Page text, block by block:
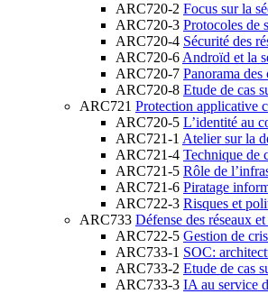
ARC720-2 Focus sur la
ARC720-3 Protocoles de
ARC720-4 Sécurité des
ARC720-6 Androïd et la
ARC720-7 Panorama
ARC720-8 Etude de cas
ARC721 Protection applicative
ARC720-5 L’identité au
ARC721-1 Atelier sur la
ARC721-4 Technique de
ARC721-5 Rôle de
ARC721-6 Piratage
ARC722-3 Risques et
ARC733 Défense des réseaux
ARC722-5 Gestion de
ARC733-1 SOC:
ARC733-2 Etude de cas
ARC733-3 IA au service